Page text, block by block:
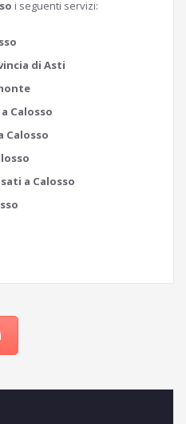
i seguenti servizi:
di Asti
Calosso
Calosso
a Calosso